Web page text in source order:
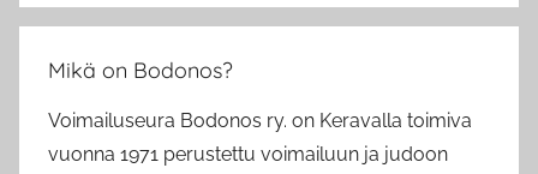
Mikä on Bodonos?
Voimailuseura Bodonos ry. on Keravalla toimiva
vuonna 1971 perustettu voimailuun ja judoon